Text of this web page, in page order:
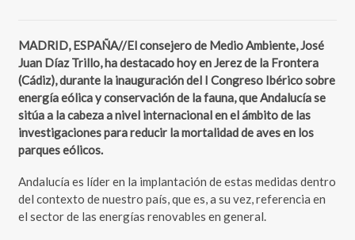
MADRID, ESPAÑA//El consejero de Medio Ambiente, José
Juan Díaz Trillo, ha destacado hoy en Jerez de la Frontera
(Cádiz), durante la inauguración del I Congreso Ibérico sobre
energía eólica y conservación de la fauna, que Andalucía se
sitúa a la cabeza a nivel internacional en el ámbito de las
investigaciones para reducir la mortalidad de aves en los
parques eólicos.
Andalucía es líder en la implantación de estas medidas dentro
del contexto de nuestro país, que es, a su vez, referencia en
el sector de las energías renovables en general.